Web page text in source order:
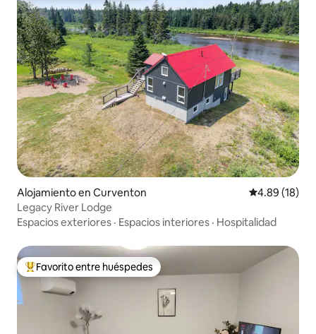
Alojamiento en Curventon Calificación
4.89 (18)
Legacy River Lodge
Espacios exteriores · Espacios interiores · Hospitalidad
Favorito entre huéspedes preferido
Favorito entre huéspedes